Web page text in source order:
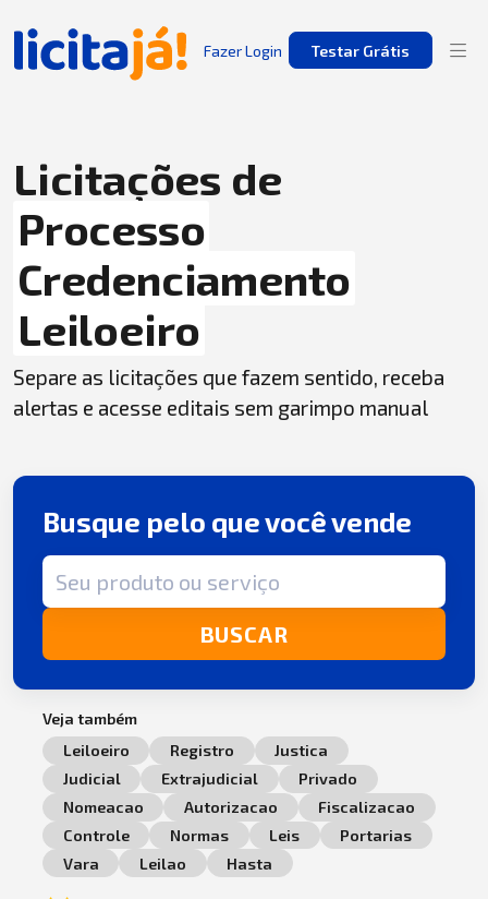
Fazer Login Testar Grátis
Licitações de
Processo
Credenciamento
Leiloeiro
Separe as licitações que fazem sentido, receba
alertas e acesse editais sem garimpo manual
Busque pelo que você vende
Termo de busca
BUSCAR
Veja também
Leiloeiro
Registro
Justica
Judicial
Extrajudicial
Privado
Nomeacao
Autorizacao
Fiscalizacao
Controle
Normas Leis
Portarias
Vara
Leilao Hasta